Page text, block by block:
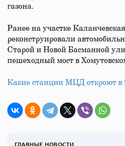
газона.
Ранее на участке
реконструировали
Старой и Новой Басманной
пешеходный мост в
Какие станции МЦД откроют в
ГЛАВНЫЕ НОВОСТИ